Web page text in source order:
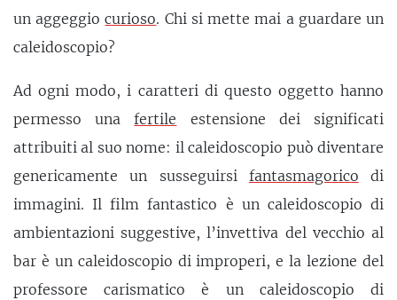
un aggeggiocurioso. Chi si mette mai a guardare un
caleidoscopio?
Ad ogni modo, i caratteri di questo oggetto hanno
permesso unafertile estensione dei significati
attribuiti al suo nome: il caleidoscopio può diventare
genericamente un susseguirsi fantasmagorico di
immagini. Il film fantastico è un caleidoscopio di
ambientazioni suggestive, l’invettiva del vecchio al
bar è un caleidoscopio di improperi, e la lezione del
professore carismatico è un caleidoscopio di